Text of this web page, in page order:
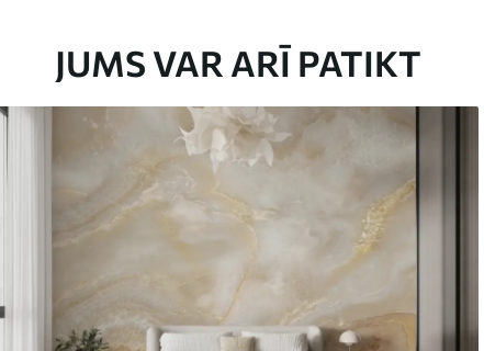
un/vai tapešu līmi.
sūkli. Tapetes ar lakas pārklājumu var
JUMS VAR ARĪ PATIKT